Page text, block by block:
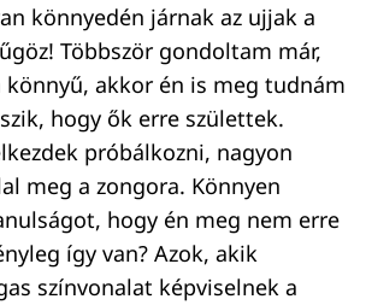
könnyedén járnak az ujjak a
Többször gondoltam már,
könnyű, akkor én is meg tudnám
hogy ők erre születtek.
próbálkozni, nagyon
meg a zongora. Könnyen
hogy én meg nem erre
így van? Azok, akik
színvonalat képviselnek a